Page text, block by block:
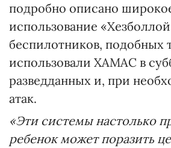
подробно описано
использование
беспилотников, подобных
использовали ХАМАС в
разведданных и, при
атак.
«Эти системы настолько
ребенок может поразить